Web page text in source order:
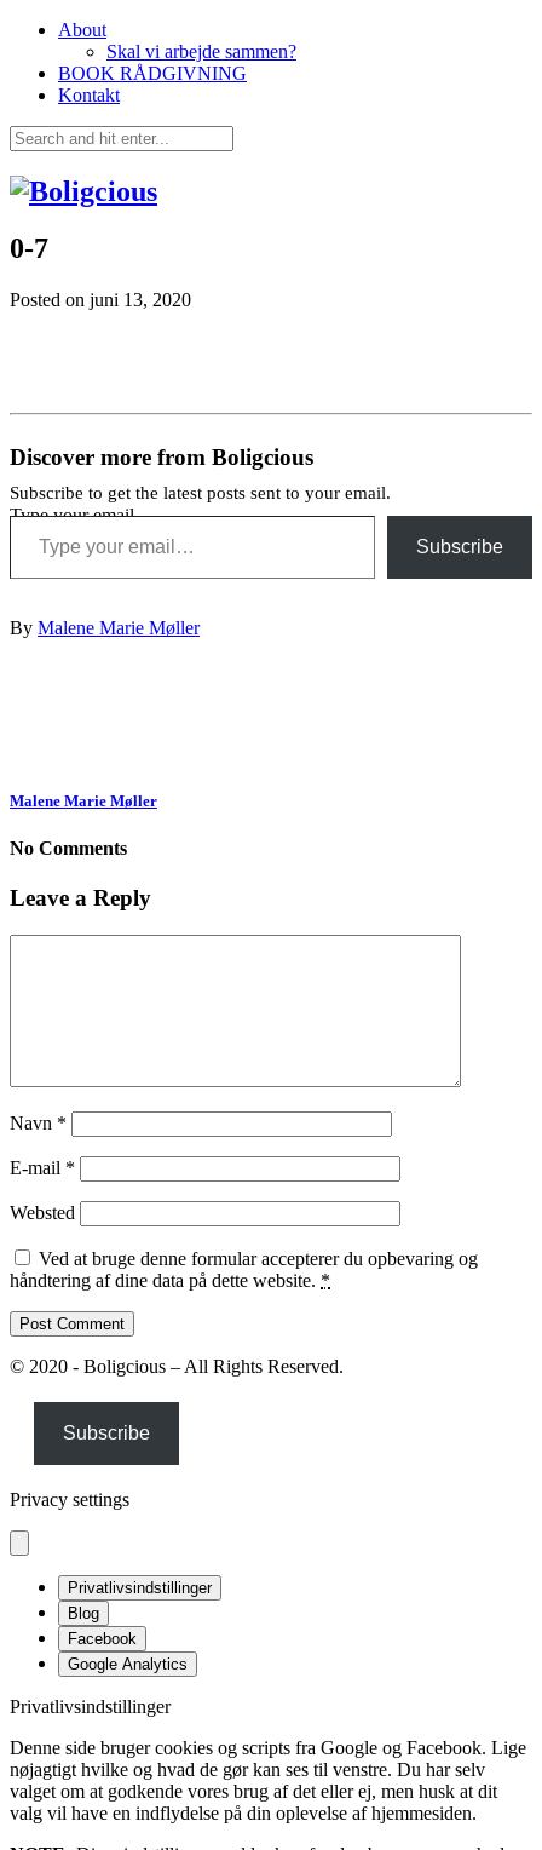
About
Skal vi arbejde sammen?
BOOK RÅDGIVNING
Kontakt
0-7
Posted on juni 13, 2020
Discover more from Boligcious
Subscribe to get the latest posts sent to your email.
Type your email…
Subscribe
By Malene Marie Møller
Malene Marie Møller
No Comments
Leave a Reply
Navn *
E-mail *
Websted
Ved at bruge denne formular accepterer du opbevaring og
håndtering af dine data på dette website. *
© 2020 - Boligcious – All Rights Reserved.
Subscribe
Privacy settings
Privatlivsindstillinger
Blog
Facebook
Google Analytics
Privatlivsindstillinger
Denne side bruger cookies og scripts fra Google og Facebook. Lige
nøjagtigt hvilke og hvad de gør kan ses til venstre. Du har selv
valget om at godkende vores brug af det eller ej, men husk at dit
valg vil have en indflydelse på din oplevelse af hjemmesiden.